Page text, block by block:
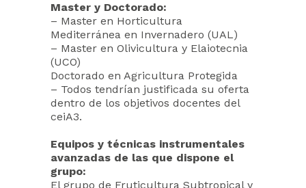
Master y Doctorado:
– Master en Horticultura
Mediterránea en Invernadero (UAL)
– Master en Olivicultura y Elaiotecnia
(UCO)
Doctorado en Agricultura Protegida
– Todos tendrían justificada su oferta
dentro de los objetivos docentes del
ceiA3.
Equipos y técnicas instrumentales
avanzadas de las que dispone el
grupo:
El grupo de Fruticultura Subtropical y